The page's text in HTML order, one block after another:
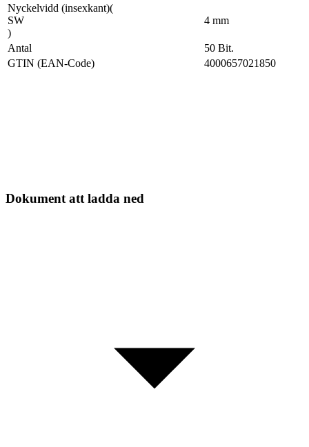
Nyckelvidd (insexkant)(
SW
)
4 mm
Antal 50 Bit.
GTIN (EAN-Code)
4000657021850
Dokument att ladda ned